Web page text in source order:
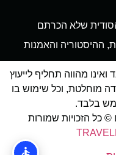
שלא הכרתם
ההיסטוריה והאמנות
מהווה תחליף לייעוץ
מוחלטת, וכל שימוש בו
בלבד.
כל הזכויות שמורות